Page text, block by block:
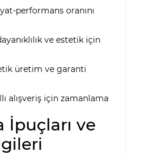
performans oranını
ve estetik için
üretim ve garanti
alışveriş için zamanlama
İpuçları ve